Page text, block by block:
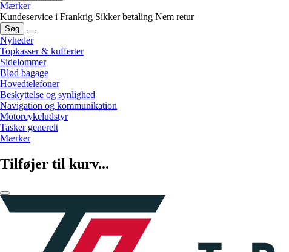
Mærker
Kundeservice i Frankrig Sikker betaling Nem retur
Søg
Nyheder
Topkasser & kufferter
Sidelommer
Blød bagage
Hovedtelefoner
Beskyttelse og synlighed
Navigation og kommunikation
Motorcykeludstyr
Tasker generelt
Mærker
Tilføjer til kurv...